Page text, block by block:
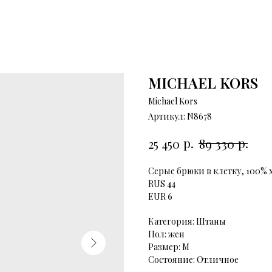
MICHAEL KORS
Michael Kors
Артикул: N8678
25 450 р. 89 330 р.
Серые брюки в клетку, 100%
RUS 44
EUR6
Категория: Штаны
Пол: жен
Размер: М
Состояние: Отличное